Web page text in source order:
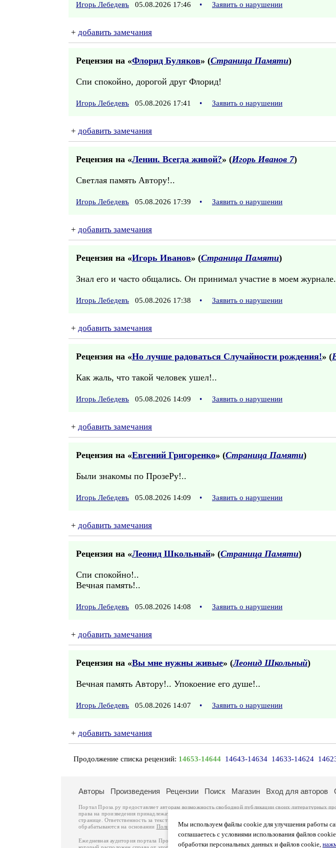
Игорь Лебедевъ 05.08.2026 17:46 • Заявить о нарушении
+ добавить замечания
Рецензия на «Флорид Буляков» (Страница Памяти)
Спи спокойно, дорогой друг Флорид!
Игорь Лебедевъ 05.08.2026 17:41 • Заявить о нарушении
+ добавить замечания
Рецензия на «Ленин. Всегда живой?» (Игорь Иванов 7)
Светлая память Автору!..
Игорь Лебедевъ 05.08.2026 17:39 • Заявить о нарушении
+ добавить замечания
Рецензия на «Игорь Иванов» (Страница Памяти)
Знал его и часто общались. Он принимал участие в моем
Игорь Лебедевъ 05.08.2026 17:38 • Заявить о нарушении
+ добавить замечания
Рецензия на «Но лучше радоваться Случайности рождения!» (
Как жаль, что такой человек ушел!..
Игорь Лебедевъ 05.08.2026 14:09 • Заявить о нарушении
+ добавить замечания
Рецензия на «Евгений Григоренко» (Страница Памяти)
Были знакомы по ПрозеРу!..
Игорь Лебедевъ 05.08.2026 14:09 • Заявить о нарушении
+ добавить замечания
Рецензия на «Леонид Школьный» (Страница Памяти)
Спи спокойно!..
Вечная память!..
Игорь Лебедевъ 05.08.2026 14:08 • Заявить о нарушении
+ добавить замечания
Рецензия на «Вы мне нужны живые» (Леонид Школьный)
Вечная память Автору!.. Упокоение его душе!..
Игорь Лебедевъ 05.08.2026 14:07 • Заявить о нарушении
+ добавить замечания
Продолжение списка рецензий: 14653-14644 14643-14634 14633-14624
Мы используем файлы cookie для улучшения работы
соглашаетесь с условиями использования файлов
обработки персональных данных и файлов cookie,
Авторы Произведения Рецензии Поиск Магазин Вход для авторов
Портал Проза.ру предоставляет авторам возможность свободной публикации своих литературных
права на произведения принадлежат авторам и охраняются
. Перепечатка произведений
странице. Ответственность за тексты произведений авторы несут самостоятельно на основании
обрабатываются на основании Политики обработки персональных данных. Вы также можете
Ежедневная аудитория портала Проза.ру – порядка 100 тысяч посетителей, которые в общей сумме